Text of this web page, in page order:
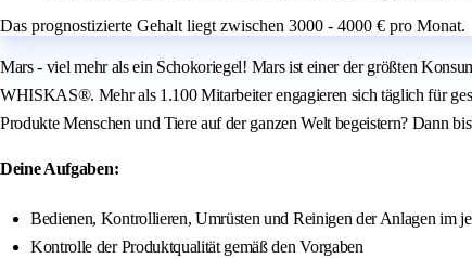
Das prognostizierte Gehalt liegt zwischen 3000 - 4000 € pro Monat.
Mars - viel mehr als ein Schokoriegel! Mars ist einer der größten
WHISKAS®. Mehr als 1.100 Mitarbeiter engagieren sich täglich für
Produkte Menschen und Tiere auf der ganzen Welt begeistern? Dann
Deine Aufgaben:
Bedienen, Kontrollieren, Umrüsten und Reinigen der Anlagen im
Kontrolle der Produktqualität gemäß den Vorgaben